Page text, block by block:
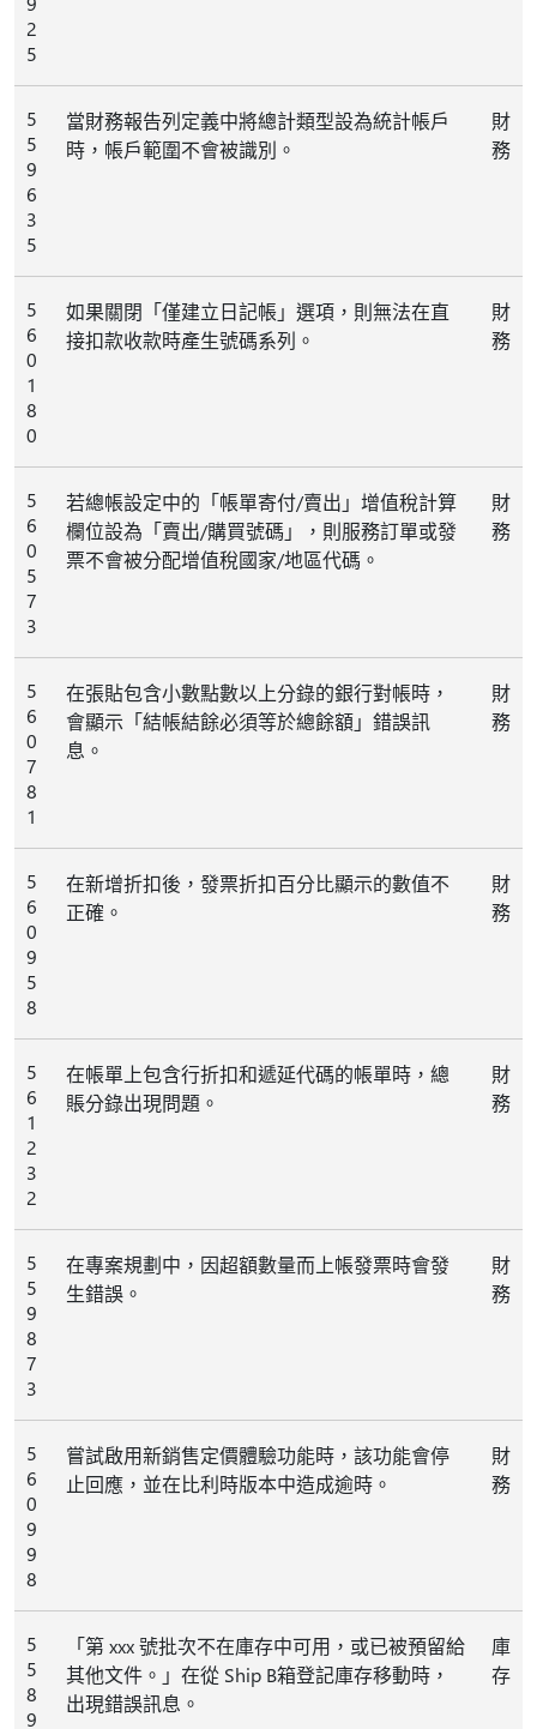
2
5
5
5
9
6
3
5
當財務報告列定義中將總計類型設為統計帳戶
時，帳戶範圍不會被識別。
財
務
5
6
0
1
8
0
如果關閉「僅建立日記帳」選項，則無法在直
接扣款收款時產生號碼系列。
財
務
5
6
0
5
7
3
若總帳設定中的「帳單寄付/賣出」增值稅計算
欄位設為「賣出/購買號碼」，則服務訂單或發
票不會被分配增值稅國家/地區代碼。
財
務
5
6
0
7
8
1
在張貼包含小數點數以上分錄的銀行對帳時，
會顯示「結帳結餘必須等於總餘額」錯誤訊
息。
財
務
5
6
0
9
5
8
在新增折扣後，發票折扣百分比顯示的數值不
正確。
財
務
5
6
1
2
3
2
在帳單上包含行折扣和遞延代碼的帳單時，總
賬分錄出現問題。
財
務
5
5
9
8
7
3
在專案規劃中，因超額數量而上帳發票時會發
生錯誤。
財
務
5
6
0
9
9
8
嘗試啟用新銷售定價體驗功能時，該功能會停
止回應，並在比利時版本中造成逾時。
財
務
5
5
8
9
「第 xxx 號批次不在庫存中可用，或已被預留給
其他文件。」在從 Ship B箱登記庫存移動時，
出現錯誤訊息。
庫
存